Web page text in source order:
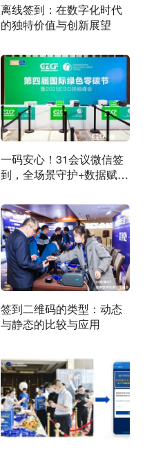
离线签到：在数字化时代
的独特价值与创新展望
一码安心！31会议微信签
到，全场景守护+数据赋
签到二维码的类型：动态
与静态的比较与应用